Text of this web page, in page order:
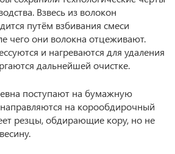
Взвесь из волокон
путём взбивания смеси
чего они волокна отцеживают.
и нагреваются для удаления
дальнейшей очистке.
поступают на бумажную
на корообдирочный
резцы, обдирающие кору, но не